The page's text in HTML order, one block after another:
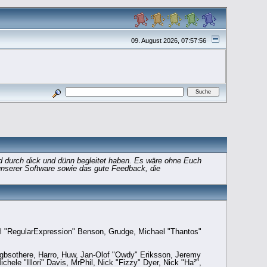
09. August 2026, 07:57:56
dick und dünn begleitet haben. Es wäre ohne Euch
Software sowie das gute Feedback, die
Benson, Grudge, Michael "Thantos"
Harro, Huw, Jan-Olof "Owdy" Eriksson, Jeremy
"Illori" Davis, MrPhil, Nick "Fizzy" Dyer, Nick "Ha²",